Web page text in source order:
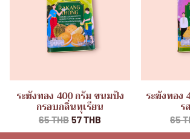
ระฆังทอง 400 กรัม ขนมปัง
กรอบกลิ่นทุเรียน
65 THB 57 THB
ระฆังทอง
ร
65